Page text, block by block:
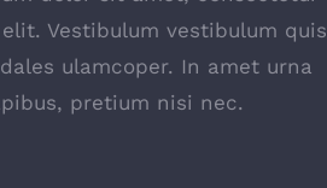
Vestibulum vestibulum quis
ulamcoper. In amet urna
pretium nisi nec.